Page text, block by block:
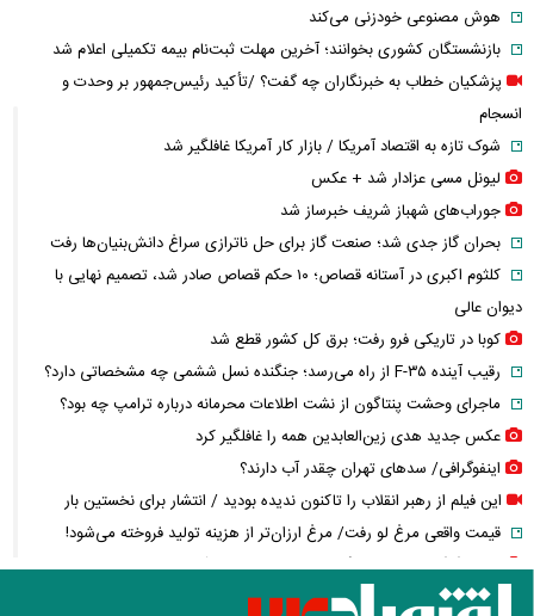
هوش مصنوعی خودزنی می‌کند
بازنشستگان کشوری بخوانند؛ آخرین مهلت ثبت‌نام بیمه تکمیلی اعلام شد
پزشکیان خطاب به خبرنگاران چه گفت؟ /تأکید رئیس‌جمهور بر وحدت و
انسجام
شوک تازه به اقتصاد آمریکا / بازار کار آمریکا غافلگیر شد
لیونل مسی عزادار شد + عکس
جوراب‌های شهباز شریف خبرساز شد
بحران گاز جدی شد؛ صنعت گاز برای حل ناترازی سراغ دانش‌بنیان‌ها رفت
کلثوم اکبری در آستانه قصاص؛ ۱۰ حکم قصاص صادر شد، تصمیم نهایی با
دیوان عالی
کوبا در تاریکی فرو رفت؛ برق کل کشور قطع شد
رقیب آینده F-۳۵ از راه می‌رسد؛ جنگنده نسل ششمی چه مشخصاتی دارد؟
ماجرای وحشت پنتاگون از نشت اطلاعات محرمانه درباره ترامپ چه بود؟
عکس جدید هدی زین‌العابدین همه را غافلگیر کرد
اینفوگرافی/ سدهای تهران چقدر آب دارند؟
این فیلم از رهبر انقلاب را تاکنون ندیده بودید / انتشار برای نخستین بار
قیمت واقعی مرغ لو رفت/ مرغ ارزان‌تر از هزینه تولید فروخته می‌شود!
عکس گوگوش در ۱۲ سالگی در کنار پدرش صابر آتشین
کالابرگ مرداد چه زمانی شارژ می‌شود؟ / تغییر زمان واریز اعتبار برخی